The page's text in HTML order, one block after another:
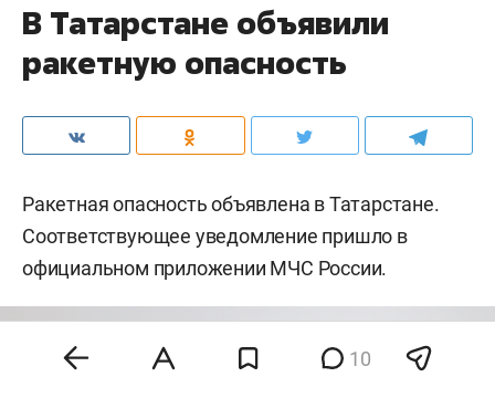
В Татарстане объявили
ракетную опасность
Ракетная опасность объявлена в Татарстане.
Соответствующее уведомление пришло в
официальном приложении МЧС России.
10